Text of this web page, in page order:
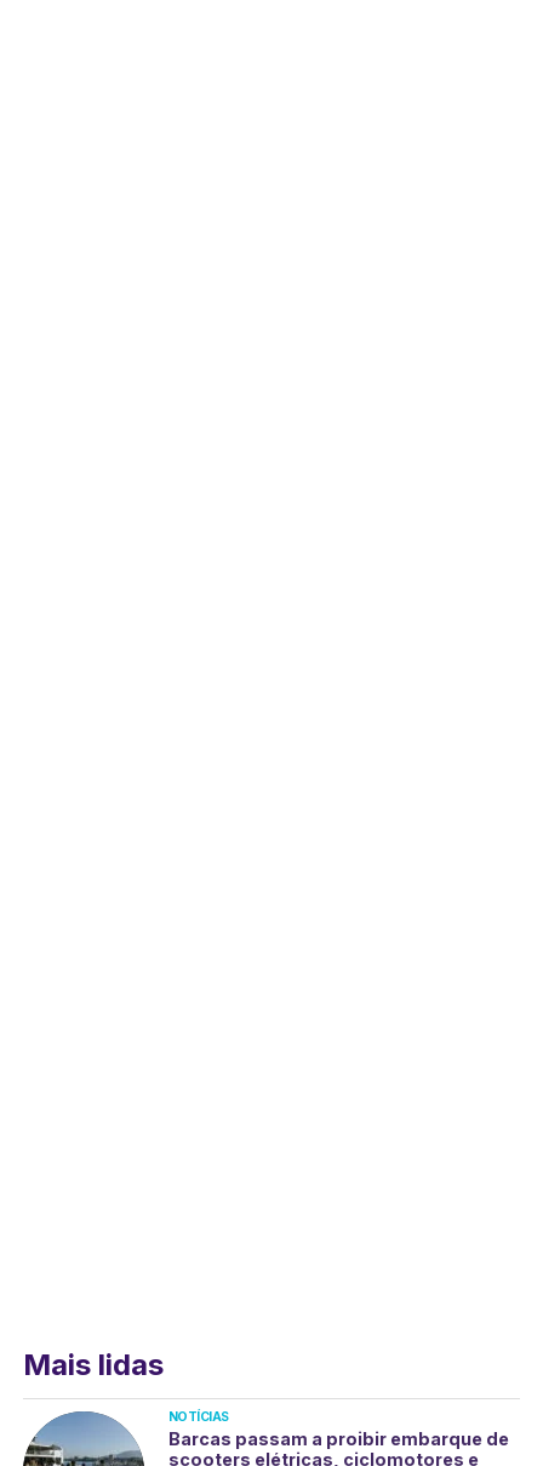
Mais lidas
NOTÍCIAS
Barcas passam a proibir embarque de
scooters elétricas, ciclomotores e